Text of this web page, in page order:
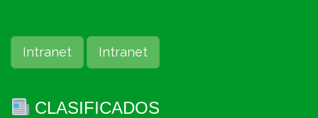
Intranet Intranet
CLASIFICADOS